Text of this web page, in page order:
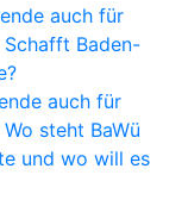
auch für
Schafft Baden-
auch für
steht BaWü
und wo will es